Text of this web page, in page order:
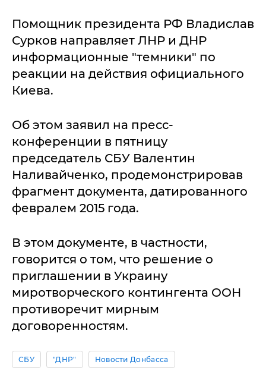
Помощник президента РФ Владислав
Сурков направляет ЛНР и ДНР
информационные "темники" по
реакции на действия официального
Киева.
Об этом заявил на пресс-
конференции в пятницу
председатель СБУ Валентин
Наливайченко, продемонстрировав
фрагмент документа, датированного
февралем 2015 года.
В этом документе, в частности,
говорится о том, что решение о
приглашении в Украину
миротворческого контингента ООН
противоречит мирным
договоренностям.
СБУ "ДНР" Новости Донбасса